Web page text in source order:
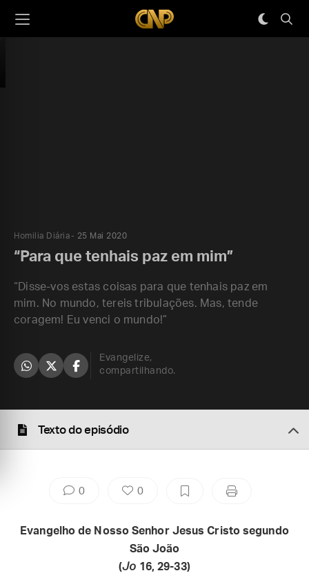
Homilia Diária 25 Mai 2020
“Para que tenhais paz em mim”
“Disse-vos estas coisas para que tenhais paz em
mim. No mundo, tereis tribulações. Mas, tende
coragem! Eu venci o mundo!”
Evangelize,
compartilhando.
Texto do episódio
0 0
Evangelho de Nosso Senhor Jesus Cristo segundo
São João
(Jo 16, 29-33)